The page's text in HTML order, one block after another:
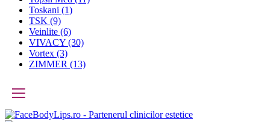
Toskani (1)
TSK (9)
Veinlite (6)
VIVACY (30)
Vortex (3)
ZIMMER (13)